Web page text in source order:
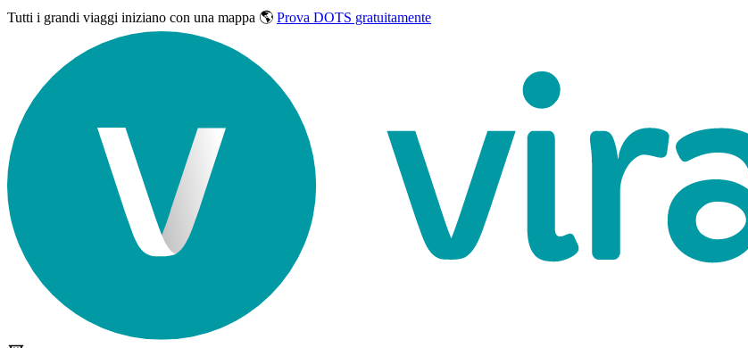
Tutti i grandi viaggi iniziano con una mappa 🌎 Prova DOTS gratuitamente